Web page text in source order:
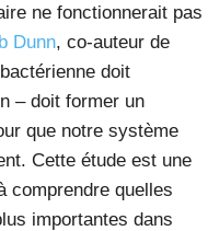
ne fonctionnerait pas
Dunn, co-auteur de
doit
– doit former un
que notre système
Cette étude est une
comprendre quelles
importantes dans